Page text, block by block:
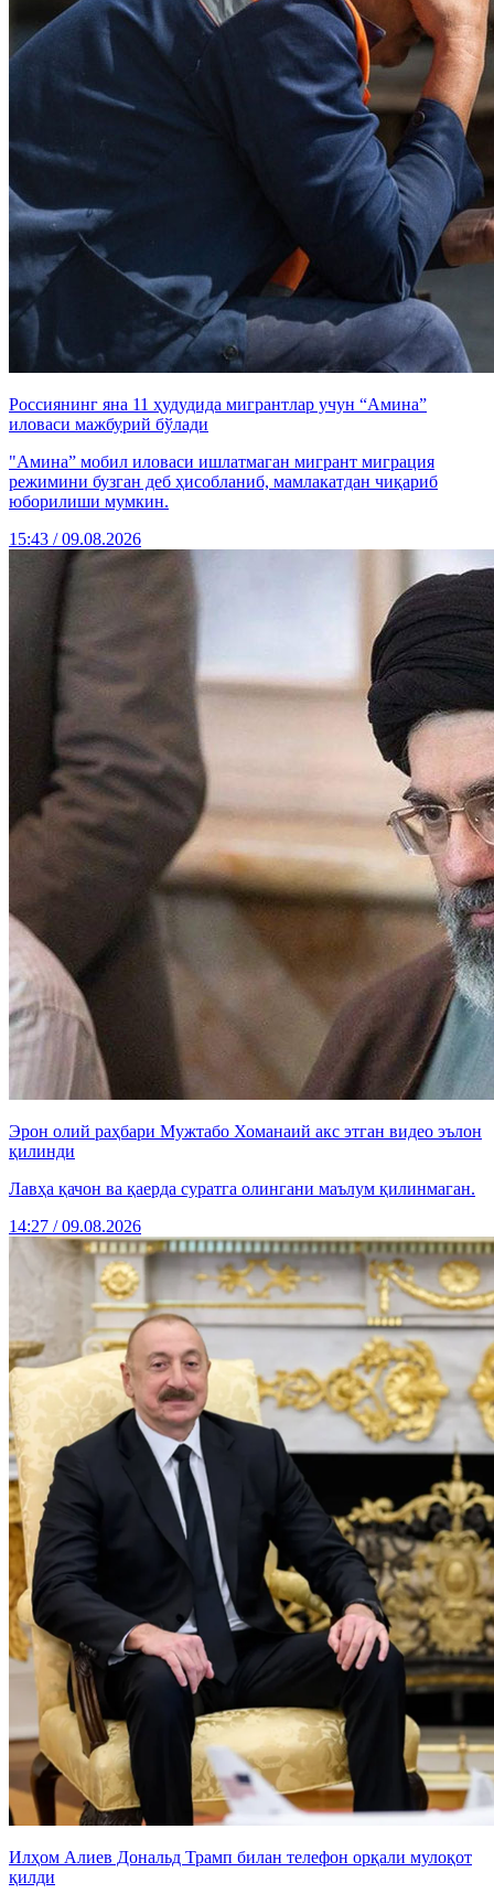
Россиянинг яна 11 ҳудудида мигрантлар учун “Амина”
иловаси мажбурий бўлади
"Амина” мобил иловаси ишлатмаган мигрант миграция
режимини бузган деб ҳисобланиб, мамлакатдан чиқариб
юборилиши мумкин.
15:43 / 09.08.2026
Эрон олий раҳбари Мужтабо Хоманаий акс этган видео эълон
қилинди
Лавҳа қачон ва қаерда суратга олингани маълум қилинмаган.
14:27 / 09.08.2026
Илҳом Алиев Дональд Трамп билан телефон орқали мулоқот
қилди